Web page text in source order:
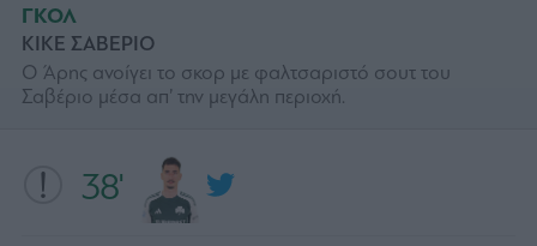
38'
ΓΚΟΛ
ΚΙΚΕ ΣΑΒΕΡΙΟ
Ο Άρης ανοίγει το σκορ με φαλτσαριστό σουτ του
Σαβέριο μέσα απ’ την μεγάλη περιοχή.